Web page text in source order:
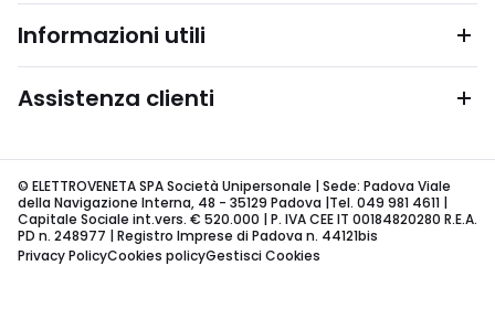
Informazioni utili
Assistenza clienti
© ELETTROVENETA SPA Società Unipersonale | Sede: Padova Viale
della Navigazione Interna, 48 - 35129 Padova |Tel. 049 981 4611 |
Capitale Sociale int.vers. € 520.000 | P. IVA CEE IT 00184820280 R.E.A.
PD n. 248977 | Registro Imprese di Padova n. 44121bis
Privacy PolicyCookies policyGestisci Cookies